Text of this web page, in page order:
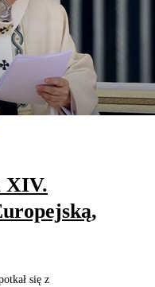
XIV.
się z